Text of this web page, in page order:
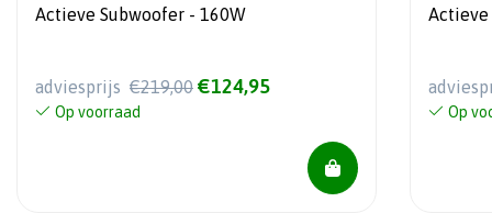
Actieve Subwoofer - 160W
adviesprijs €219,00 €124,95
Op voorraad Op